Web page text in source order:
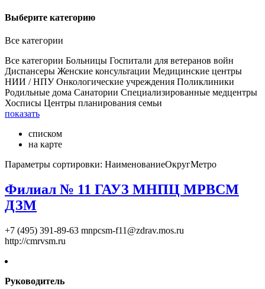
Выберите категорию
Все категории
Все категории Больницы Госпитали для ветеранов войн
Диспансеры Женские консультации Медицинские центры
НИИ / НПУ Онкологические учреждения Поликлиники
Родильные дома Санатории Специализированные медцентры
Хосписы Центры планирования семьи
показать
списком
на карте
Параметры сортировки: НаименованиеОкругМетро
Филиал № 11 ГАУЗ МНПЦ МРВСМ
ДЗМ
+7 (495) 391-89-63 mnpcsm-f11@zdrav.mos.ru
http://cmrvsm.ru
Руководитель